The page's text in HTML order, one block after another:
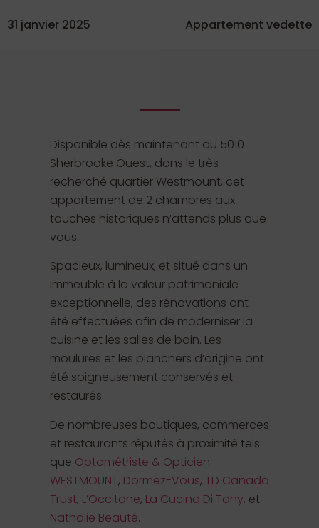
31 janvier 2025 Appartement vedette
Disponible dès maintenant au 5010
Sherbrooke Ouest, dans le très
recherché quartier Westmount, cet
appartement de 2 chambres aux
touches historiques n’attends plus que
vous.
Spacieux, lumineux, et situé dans un
immeuble à la valeur patrimoniale
exceptionnelle, des rénovations ont
été effectuées afin de moderniser la
cuisine et les salles de bain. Les
moulures et les planchers d’origine ont
été soigneusement conservés et
restaurés.
De nombreuses boutiques, commerces
et restaurants réputés à proximité tels
que Optométriste & Opticien
WESTMOUNT, Dormez-Vous, TD Canada
Trust, L’Occitane, La Cucina Di Tony, et
Nathalie Beauté.